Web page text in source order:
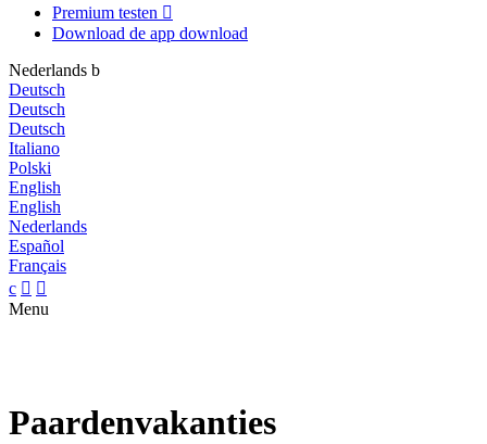
Premium testen 
Download de app download
Nederlands b
Deutsch
Deutsch
Deutsch
Italiano
Polski
English
English
Nederlands
Español
Français
c  
Menu
Paardenvakanties